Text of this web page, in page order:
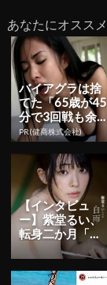
あなたにオススメ
バイアグラは捨
てた「65歳が45
分で3回戦も余
裕」980円で朝
まで絶好調！
PR(健商株式会社)
【インタビュ
ー】紫堂るい、
転身二か月「も
っと知っていた
だくことを目標
に」 初ヘア...